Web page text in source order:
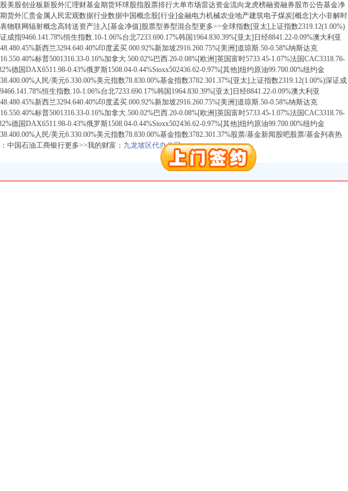
）
）
庆渝
财富
信宝
息_
_电话
告
_信用信
张食品
-启信宝
息_注册
_注册信
网
息_注册
息_注册
美股创业板新股外汇理财基金期货环球股指股票排行大单市场雷达资金流向龙虎榜融资融券股市公告基金净
货外汇贵金属人民宏观数据行业数据中国概念股[行业]金融电力机械农业地产建筑电子煤炭[概念]大小非解时
物联网辐射概念高转送资产注入[基金净值]股票型券型混合型更多>>全球指数[亚太]上证指数2319.12(1.00%)
成指9466.141.78%恒生指数.10-1.06%台北7233.690.17%韩国1964.830.39%[亚太]日经8841.22-0.09%澳大利亚
新西兰3294.640.40%印度孟买.000.92%新加坡2916.260.75%[美洲]道琼斯.50-0.58%纳斯达克
标普5001316.33-0.16%加拿大.500.02%巴西.20-0.08%[欧洲]英国富时5733.45-1.07%法国CAC3318.76-
德国DAX6511.98-0.43%俄罗斯1508.04-0.44%Stoxx502436.62-0.97%[其他]纽约原油99.700.00%纽约金
人民/美元6.330.00%美元指数78.830.00%基金指数3782.301.37%[亚太]上证指数2319.12(1.00%)深证成
恒生指数.10-1.06%台北7233.690.17%韩国1964.830.39%[亚太]日经8841.22-0.09%澳大利亚
新西兰3294.640.40%印度孟买.000.92%新加坡2916.260.75%[美洲]道琼斯.50-0.58%纳斯达克
标普5001316.33-0.16%加拿大.500.02%巴西.20-0.08%[欧洲]英国富时5733.45-1.07%法国CAC3318.76-
德国DAX6511.98-0.43%俄罗斯1508.04-0.44%Stoxx502436.62-0.97%[其他]纽约原油99.700.00%纽约金
人民/美元6.330.00%美元指数78.830.00%基金指数3782.301.37%股票/基金新闻股吧股票/基金列表热
中国石油工商银行更多>>我的财富： 九龙坡区代办公司